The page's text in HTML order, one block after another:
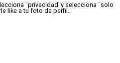
¨privacidad¨y selecciona ¨solo
like a tu foto de perfil..